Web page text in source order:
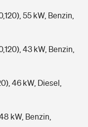
55 kW, Benzin,
43 kW, Benzin,
46 kW, Diesel,
kW, Benzin,